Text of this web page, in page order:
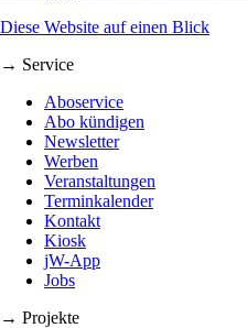
Diese Website auf einen Blick
→ Service
Aboservice
Abo kündigen
Newsletter
Werben
Veranstaltungen
Terminkalender
Kontakt
Kiosk
jW-App
Jobs
→ Projekte